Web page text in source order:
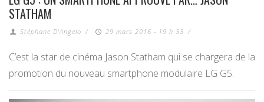
STATHAM
Stéphane D'Angelo / 29 mars 2016 - 19 h 33 /
C’est la star de cinéma Jason Statham qui se chargera de la
promotion du nouveau smartphone modulaire LG G5.